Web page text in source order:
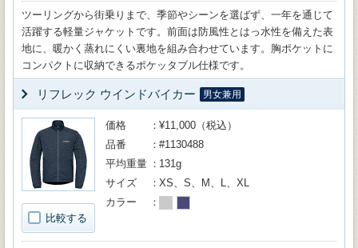
ツーリングから街乗りまで、季節やシーンを選ばず、一年を通じて
活躍する軽量ジャケットです。前面は防風性とはっ水性を備えた表
地に、暖かく蒸れにくい裏地を組み合わせています。胸ポケットに
コンパクトに収納できるポケッタブル仕様です。
リフレック ウインドバイカー 男女兼用
比較する
価格
¥11,000（税込）
品番
#1130488
平均重量
131g
サイズ
XS、S、M、L、XL
カラー